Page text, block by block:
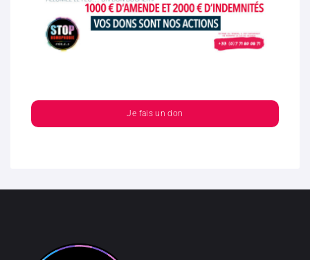
Je fais un don